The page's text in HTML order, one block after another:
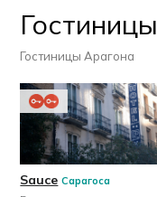
Гостиницы
Гостиницы Арагона
Sauce Сарагоса